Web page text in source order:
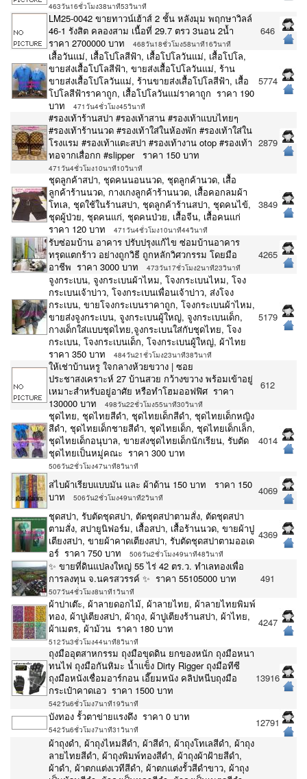
463วัน16ชั่วโมง38นาที53วินาที
LM25-0042 ขายทาวน์เฮ้าส์ 2 ชั้น หลังมุม พฤกษาวิลล์
46-1 รังสิต คลองสาม เนื้อที่ 29.7 ตรว 3นอน 2น้ำ
ราคา 2700000 บาท
468วัน18ชั่วโมง58นาที16วินาที
646
เสื้อวันแม่, เสื้อโปโลสีฟ้า, เสื้อโปโลวันแม่, เสื้อโปโล,
ขายส่งเสื้อโปโลสีฟ้า, ขายส่งเสื้อโปโลวันแม่, ร้าน
ขายส่งเสื้อโปโลวันแม่, ร้านขายส่งเสื้อโปโลสีฟ้า, เสื้อ
โปโลสีฟ้าราคาถูก, เสื้อโปโลวันแม่ราคาถูก ราคา 190
บาท
471วัน4ชั่วโมง45วินาที
5774
#รองเท้าร้านสปา #รองเท้าสาน #รองเท้าแบบไทยๆ
#รองเท้าร้านนวด #รองเท้าใส่ในห้องพัก #รองเท้าใส่ใน
โรงแรม #รองเท้าแตะสปา #รองเท้างาน otop #รองเท้า
ทอจากเสื่อกก #slipper ราคา 150 บาท
471วัน4ชั่วโมง10นาที10วินาที
2879
ชุดลูกค้าสปา, ชุดคนนอนนวด, ชุดลูกค้านวด, เสื้อ
ลูกค้าร้านนวด, กางเกงลูกค้าร้านนวด, เสื้อคอกลมผ้า
โทเล, ชุดใช้ในร้านสปา, ชุดลูกค้าร้านสปา, ชุดคนไข้,
ชุดผู้ป่วย, ชุดคนแก่, ชุดคนป่วย, เสื้อจีน, เสื้อคนแก่
ราคา 120 บาท
471วัน4ชั่วโมง10นาที44วินาที
3849
รับซ่อมบ้าน อาคาร ปรับปรุงแก้ไข ซ่อมบ้านอาคาร
ทรุดแตกร้าว อย่างถูกวิธี ถูกหลักวิศวกรรม โดยมือ
อาชีพ ราคา 3000 บาท
473วัน17ชั่วโมง2นาที23วินาที
4265
จูงกระเบน, จูงกระเบนผ้าไหม, โจงกระเบนไหม, โจง
กระเบนเจ้าบ่าว, โจงกระเบนเพื่อนเจ้าบ่าว, ส่งโจง
กระเบน, ขายโจงกระเบนราคาถูก, โจงกระเบนผ้าไหม,
ขายส่งจูงกระเบน, จูงกระเบนผู้ใหญ่, จูงกระเบนเด็ก,
กางเด็กใส่แบบชุดไทย,จูงกระเบนใส่กับชุดไทย, โจง
กระเบน, โจงกระเบนเด็ก, โจงกระเบนผู้ใหญ่, ผ้าไทย
ราคา 350 บาท
484วัน21ชั่วโมง23นาที38วินาที
5179
ให้เช่าบ้านหรู ใจกลางห้วยขวาง | ซอย
ประชาสงเคราะห์ 27 บ้านสวย กว้างขวาง พร้อมเข้าอยู่
เหมาะสำหรับอยู่อาศัย หรือทำโฮมออฟฟิศ ราคา
130000 บาท
498วัน22ชั่วโมง55นาที30วินาที
612
ชุดไทย, ชุดไทยสีดำ, ชุดไทยเด็กสีดำ, ชุดไทยเด็กหญิง
สีดำ, ชุดไทยเด็กชายสีดำ, ชุดไทยเด็ก, ชุดไทยเด็กเล็ก,
ชุดไทยเด็กอนุบาล, ขายส่งชุดไทยเด็กนักเรียน, รับตัด
ชุดไทยเป็นหมู่คณะ ราคา 300 บาท
506วัน2ชั่วโมง47นาที8วินาที
4014
สไบผ้าเรียบแบบมัน และ ผ้าด้าน 150 บาท ราคา 150
บาท
506วัน2ชั่วโมง49นาที2วินาที
4069
ชุดสปา, รับตัดชุดสปา, ตัดชุดสปาตามสั่ง, ตัดชุดสปา
ตามสั่ง, สปายูนิฟอร์ม, เสื้อสปา, เสื้อร้านนวด, ขายผ้าปู
เตียงสปา, ขายผ้าคาดเตียงสปา, รับตัดชุดสปาตามออเด
อร์ ราคา 750 บาท
506วัน2ชั่วโมง49นาที48วินาที
4369
✨ ขายที่ดินแปลงใหญ่ 55 ไร่ 42 ตร.ว. ทำเลทองเพื่อ
การลงทุน จ.นครสวรรค์ ✨ ราคา 55105000 บาท
507วัน4ชั่วโมง8นาที1วินาที
491
ผ้าปาเต๊ะ, ผ้าลายดอกไม้, ผ้าลายไทย, ผ้าลายไทยพิมพ์
ทอง, ผ้าปูเตียงสปา, ผ้าถุง, ผ้าปูเตียงร้านสปา, ผ้าไทย,
ผ้าเมตร, ผ้าม้วน ราคา 180 บาท
512วัน3ชั่วโมง44นาที8วินาที
4247
ถุงมืออุตสาหกรรม ถุงมือขุดดิน ยกของหนัก ถุงมือหนา
ทนไฟ ถุงมือกันหิมะ น้ำเเข็ง Dirty Rigger ถุงมือทีซี
ถุงมือหนังเชื่อมอาร์กอน เอี๊ยมหนัง คลิปหนีบถุงมือ
กระเป๋าคาดเอว ราคา 1500 บาท
542วัน6ชั่วโมง7นาที19วินาที
13916
บังทอง รั้วตาข่ายแรงดึง ราคา 0 บาท
542วัน6ชั่วโมง7นาที31วินาที
12791
ผ้าถุงดำ, ผ้าถุงไหมสีดำ, ผ้าสีดำ, ผ้าถุงโทเลสีดำ, ผ้าถุง
ลายไทยสีดำ, ผ้าถุงพิมพ์ทองสีดำ, ผ้าถุงผ้าฝ้ายสีดำ,
ผ้าดำ, ผ้าตกแต่งเวทีสีดำ, ผ้าตกแต่งรั้วสีดำขาว, ผ้าถุง